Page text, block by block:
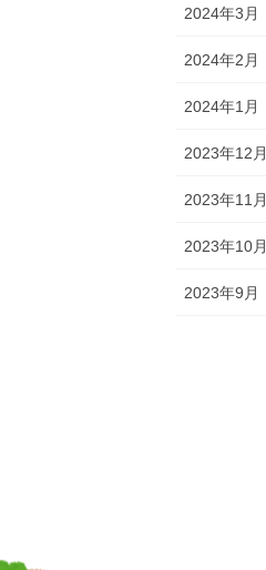
2024年3月
2024年2月
2024年1月
2023年12月
2023年11月
2023年10月
2023年9月